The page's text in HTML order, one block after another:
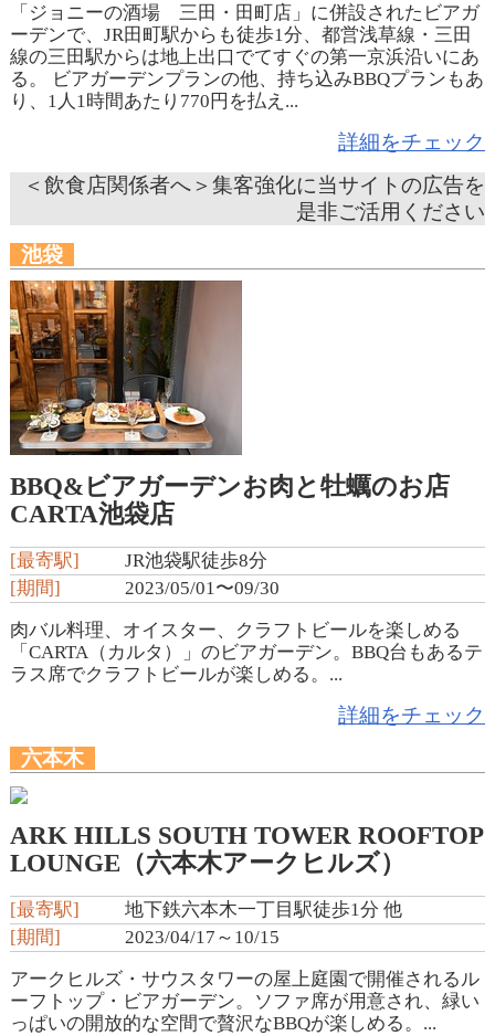
「ジョニーの酒場 三田・田町店」に併設されたビアガ
ーデンで、JR田町駅からも徒歩1分、都営浅草線・三田
線の三田駅からは地上出口でてすぐの第一京浜沿いにあ
る。 ビアガーデンプランの他、持ち込みBBQプランもあ
り、1人1時間あたり770円を払え...
詳細をチェック
＜飲食店関係者へ＞集客強化に当サイトの広告を
是非ご活用ください
池袋
BBQ&ビアガーデンお肉と牡蠣のお店
CARTA池袋店
[最寄駅]
JR池袋駅徒歩8分
[期間]
2023/05/01〜09/30
肉バル料理、オイスター、クラフトビールを楽しめる
「CARTA（カルタ）」のビアガーデン。BBQ台もあるテ
ラス席でクラフトビールが楽しめる。...
詳細をチェック
六本木
ARK HILLS SOUTH TOWER ROOFTOP
LOUNGE（六本木アークヒルズ）
[最寄駅]
地下鉄六本木一丁目駅徒歩1分 他
[期間]
2023/04/17～10/15
アークヒルズ・サウスタワーの屋上庭園で開催されるル
ーフトップ・ビアガーデン。ソファ席が用意され、緑い
っぱいの開放的な空間で贅沢なBBQが楽しめる。...